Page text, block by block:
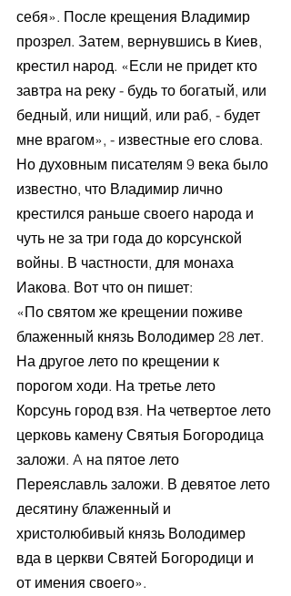
себя». После крещения Владимир
прозрел. Затем, вернувшись в Киев,
крестил народ. «Если не придет кто
завтра на реку - будь то богатый, или
бедный, или нищий, или раб, - будет
мне врагом», - известные его слова.
Но духовным писателям 9 века было
известно, что Владимир лично
крестился раньше своего народа и
чуть не за три года до корсунской
войны. В частности, для монаха
Иакова. Вот что он пишет:
«По святом же крещении поживе
блаженный князь Володимер 28 лет.
На другое лето по крещении к
порогом ходи. На третье лето
Корсунь город взя. На четвертое лето
церковь камену Святыя Богородица
заложи. A на пятое лето
Переяславль заложи. Β девятое лето
десятину блаженный и
христолюбивый князь Володимер
вда в церкви Святей Богородици и
от имения своего».